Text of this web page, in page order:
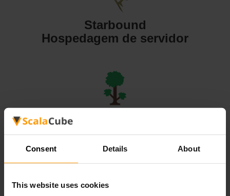
Consent Details About
This website uses cookies
Starbound
Hospedagem de servidor